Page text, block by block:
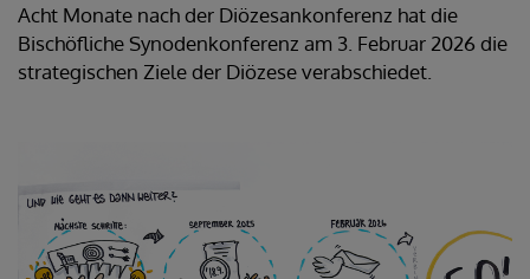
Acht Monate nach der Diözesankonferenz hat die
Bischöfliche Synodenkonferenz am 3. Februar 2026 die
strategischen Ziele der Diözese verabschiedet.